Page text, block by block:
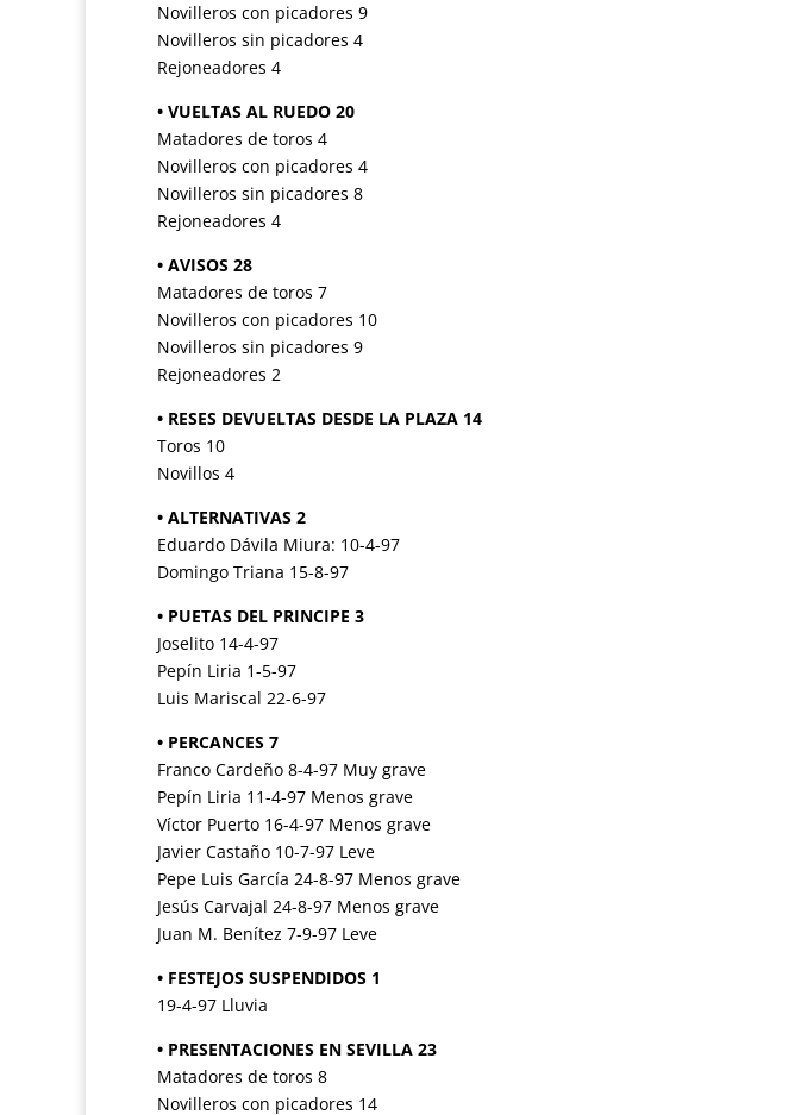
Novilleros con picadores 9
Novilleros sin picadores 4
Rejoneadores 4
• VUELTAS AL RUEDO 20
Matadores de toros 4
Novilleros con picadores 4
Novilleros sin picadores 8
Rejoneadores 4
• AVISOS 28
Matadores de toros 7
Novilleros con picadores 10
Novilleros sin picadores 9
Rejoneadores 2
• RESES DEVUELTAS DESDE LA PLAZA 14
Toros 10
Novillos 4
• ALTERNATIVAS 2
Eduardo Dávila Miura: 10-4-97
Domingo Triana 15-8-97
• PUETAS DEL PRINCIPE 3
Joselito 14-4-97
Pepín Liria 1-5-97
Luis Mariscal 22-6-97
• PERCANCES 7
Franco Cardeño 8-4-97 Muy grave
Pepín Liria 11-4-97 Menos grave
Víctor Puerto 16-4-97 Menos grave
Javier Castaño 10-7-97 Leve
Pepe Luis García 24-8-97 Menos grave
Jesús Carvajal 24-8-97 Menos grave
Juan M. Benítez 7-9-97 Leve
• FESTEJOS SUSPENDIDOS 1
19-4-97 Lluvia
• PRESENTACIONES EN SEVILLA 23
Matadores de toros 8
Novilleros con picadores 14